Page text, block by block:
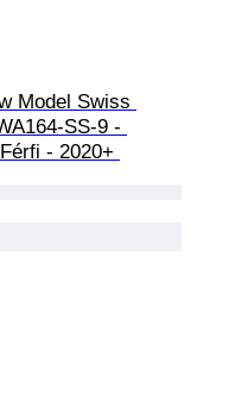
Model Swiss
SS-9 -
- 2020+